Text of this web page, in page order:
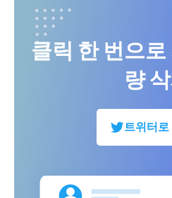
클릭 한 번으
량
트위터로